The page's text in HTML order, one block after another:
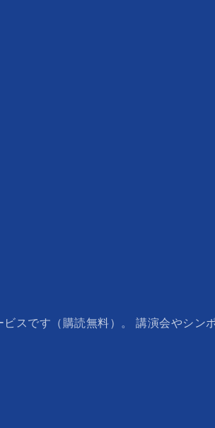
スです（購読無料）。 講演会やシン